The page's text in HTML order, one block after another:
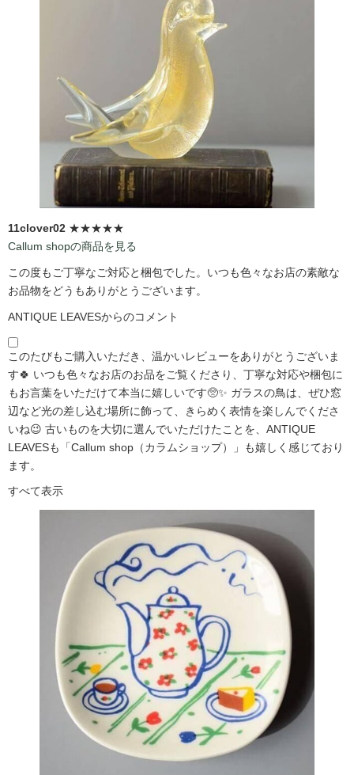
11clover02 ★★★★★
Callum shopの商品を見る
この度もご丁寧なご対応と梱包でした。いつも色々なお店の素敵な
お品物をどうもありがとうございます。
ANTIQUE LEAVESからのコメント
このたびもご購入いただき、温かいレビューをありがとうございま
す🍀 いつも色々なお店のお品をご覧くださり、丁寧な対応や梱包に
もお言葉をいただけて本当に嬉しいです🥺✨ ガラスの鳥は、ぜひ窓
辺など光の差し込む場所に飾って、きらめく表情を楽しんでくださ
いね😉 古いものを大切に選んでいただけたことを、ANTIQUE
LEAVESも「Callum shop（カラムショップ）」も嬉しく感じており
ます。
すべて表示